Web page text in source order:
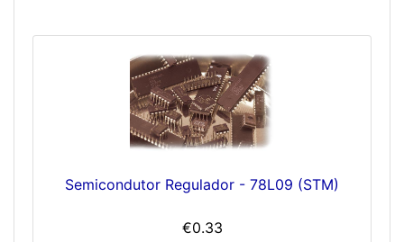
Semicondutor Regulador - 78L09 (STM)
€0.33